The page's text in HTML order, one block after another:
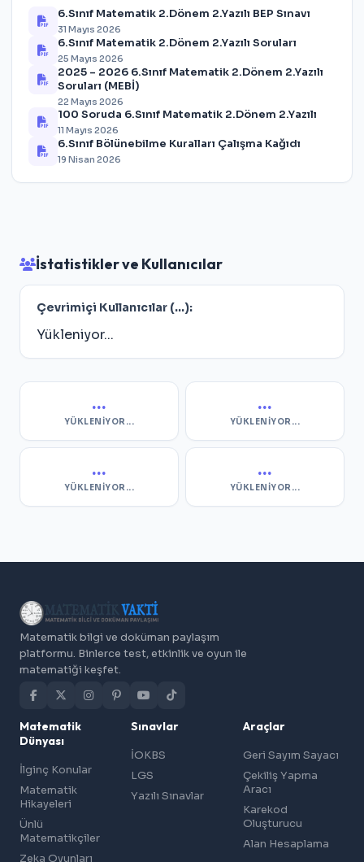
6.Sınıf Matematik 2.Dönem 2.Yazılı BEP Sınavı
31 Mayıs 2026
6.Sınıf Matematik 2.Dönem 2.Yazılı Soruları
25 Mayıs 2026
2025 – 2026 6.Sınıf Matematik 2.Dönem 2.Yazılı
Soruları (MEBİ)
22 Mayıs 2026
100 Soruda 6.Sınıf Matematik 2.Dönem 2.Yazılı
11 Mayıs 2026
6.Sınıf Bölünebilme Kuralları Çalışma Kağıdı
19 Nisan 2026
İstatistikler ve Kullanıcılar
Çevrimiçi Kullanıcılar (...):
Yükleniyor...
...
YÜKLENIYOR...
...
YÜKLENIYOR...
...
YÜKLENIYOR...
...
YÜKLENIYOR...
Matematik bilgi ve doküman paylaşım
platformu. Binlerce test, etkinlik ve oyun ile
matematiği keşfet.
Matematik
Dünyası
İlginç Konular
Matematik
Hikayeleri
Ünlü
Matematikçiler
Zeka Oyunları
Sınavlar
İOKBS
LGS
Yazılı Sınavlar
Araçlar
Geri Sayım Sayacı
Çekiliş Yapma
Aracı
Karekod
Oluşturucu
Alan Hesaplama